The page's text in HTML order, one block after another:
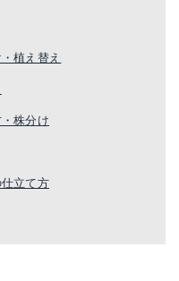
植え替え
株分け
仕立て方